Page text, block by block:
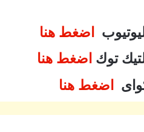
اضغط هنا
توك اضغط هنا
اضغط هنا